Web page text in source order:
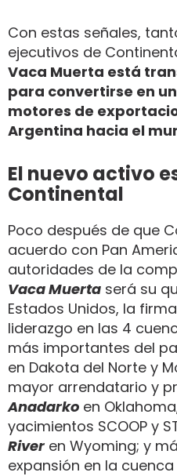
Con estas señales,
ejecutivos de
Vaca Muerta está
para convertirse en
motores de
Argentina hacia el
El nuevo activo
Continental
Poco después de que
acuerdo con Pan
autoridades de la
Vaca Muerta será su
Estados Unidos, la
liderazgo en las 4
más importantes del
en Dakota del Norte y
mayor arrendatario y
Anadarko en
yacimientos SCOOP y
River en Wyoming; y
expansión en la cuenca